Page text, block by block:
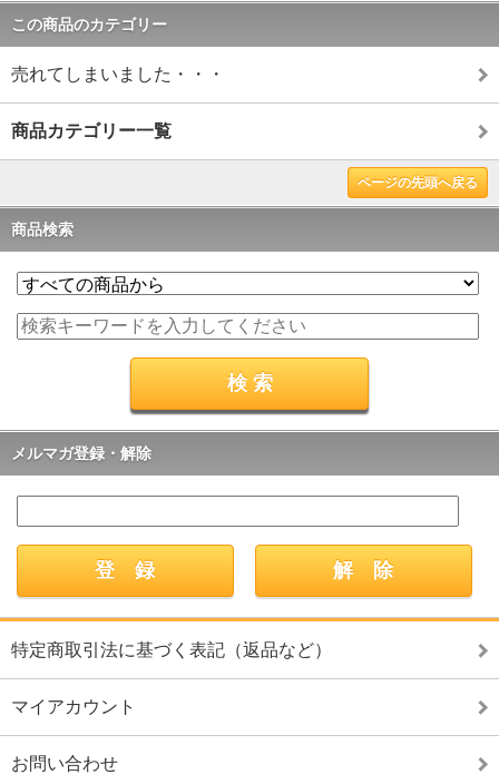
この商品のカテゴリー
売れてしまいました・・・
商品カテゴリー一覧
ページの先頭へ戻る
商品検索
メルマガ登録・解除
特定商取引法に基づく表記（返品など）
マイアカウント
お問い合わせ